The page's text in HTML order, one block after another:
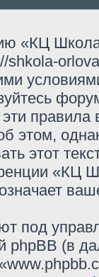
«КЦ
эти
этом,
этот
«КЦ
под
phpBB (в